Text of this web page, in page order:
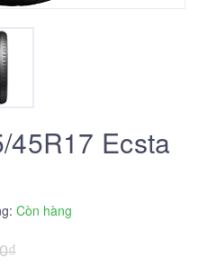
45R17 Ecsta
Còn hàng